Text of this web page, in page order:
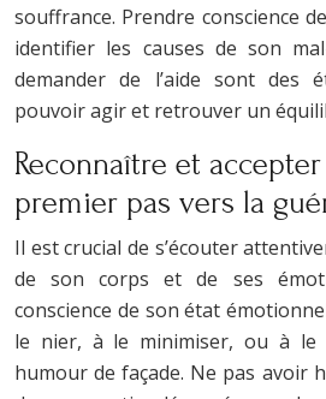
souffrance. Prendre conscience
identifier les causes de son
demander de l’aide sont des
pouvoir agir et retrouver un
Reconnaître et accepter
premier pas vers la
Il est crucial de s’écouter
de son corps et de ses
conscience de son état
le nier, à le minimiser, ou à le
humour de façade. Ne pas avoir